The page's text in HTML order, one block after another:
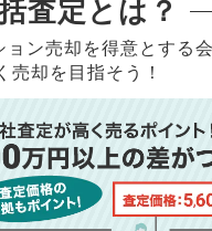
査定とは？
ョン売却を得意とする
却を目指そう！